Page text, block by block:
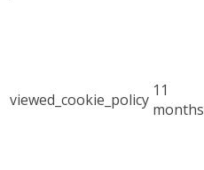
viewed_cookie_policy 11
months